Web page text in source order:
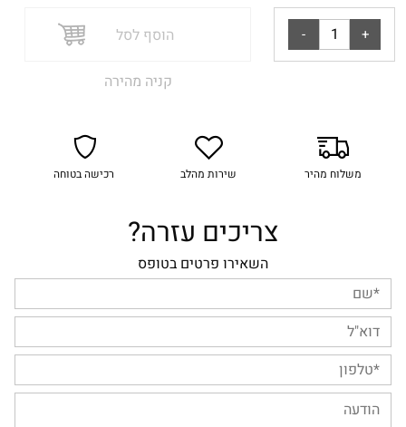
הוסף לסל
קניה מהירה
משלוח מהיר שירות מהלב רכישה בטוחה
צריכים עזרה?
השאירו פרטים בטופס